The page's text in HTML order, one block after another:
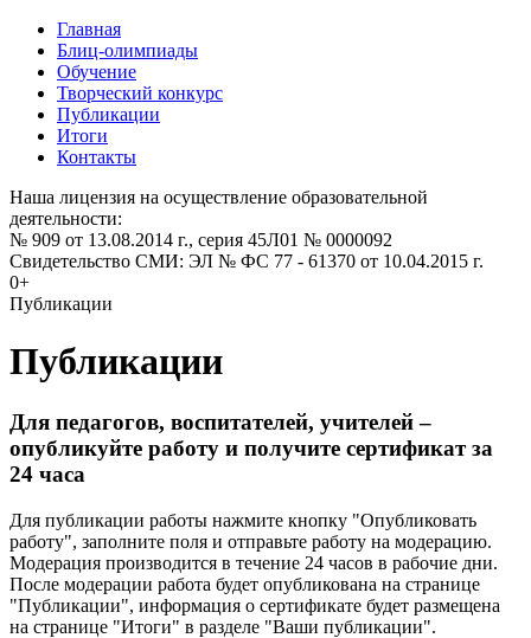
Главная
Блиц-олимпиады
Обучение
Творческий конкурс
Публикации
Итоги
Контакты
Наша лицензия на осуществление образовательной
деятельности:
№ 909 от 13.08.2014 г., серия 45Л01 № 0000092
Свидетельство СМИ: ЭЛ № ФС 77 - 61370 от 10.04.2015 г.
0+
Публикации
Публикации
Для педагогов, воспитателей, учителей –
опубликуйте работу и получите сертификат за
24 часа
Для публикации работы нажмите кнопку "Опубликовать
работу", заполните поля и отправьте работу на модерацию.
Модерация производится в течение 24 часов в рабочие дни.
После модерации работа будет опубликована на странице
"Публикации", информация о сертификате будет размещена
на странице "Итоги" в разделе "Ваши публикации".